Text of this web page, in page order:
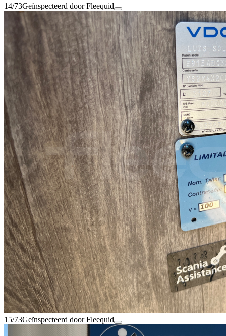
14/73Geïnspecteerd door Fleequid
15/73Geïnspecteerd door Fleequid